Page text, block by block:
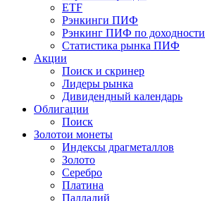
ETF
Рэнкинги ПИФ
Рэнкинг ПИФ по доходности
Статистика рынка ПИФ
Акции
Поиск и скринер
Лидеры рынка
Дивидендный календарь
Облигации
Поиск
Золотои монеты
Индексы драгметаллов
Золото
Серебро
Платина
Палладий